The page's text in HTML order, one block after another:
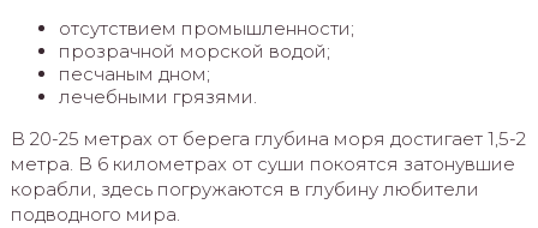
отсутствием промышленности;
прозрачной морской водой;
песчаным дном;
лечебными грязями.
В 20-25 метрах от берега глубина моря достигает 1,5-2
метра. В 6 километрах от суши покоятся затонувшие
корабли, здесь погружаются в глубину любители
подводного мира.